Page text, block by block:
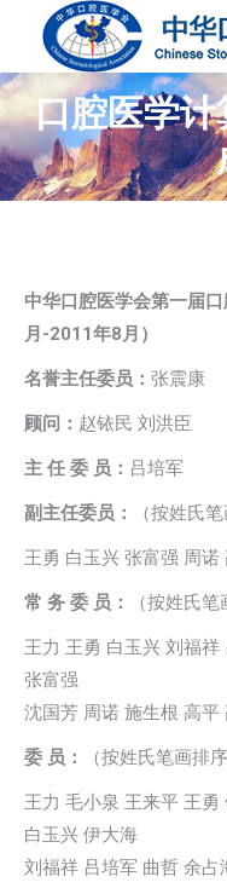
口腔医学
中华口腔医学会第一届
月-2011年8月）
名誉主任委员： 张震康
顾问： 赵铱民 刘洪臣
主 任 委 员： 吕培军
副主任委员： （按姓氏笔
王勇 白玉兴 张富强 周诺
常 务 委 员： （按姓氏笔
王力 王勇 白玉兴 刘福
张富强
沈国芳 周诺 施生根 高平
委 员： （按姓氏笔画排序
王力 毛小泉 王来平 王
白玉兴 伊大海
刘福祥 吕培军 曲哲 余占